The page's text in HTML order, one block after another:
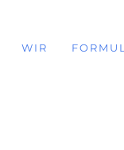
WIR